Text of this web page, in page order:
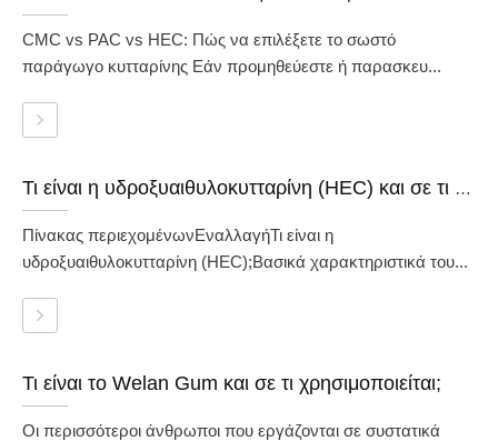
CMC vs PAC vs HEC: Πώς να επιλέξετε το σωστό
παράγωγο κυτταρίνης Εάν προμηθεύεστε ή παρασκευ...
Τι είναι η υδροξυαιθυλοκυτταρίνη (HEC) και σε τι χρησιμοποιείται;
Πίνακας περιεχομένωνΕναλλαγήΤι είναι η
υδροξυαιθυλοκυτταρίνη (HEC);Βασικά χαρακτηριστικά του...
Τι είναι το Welan Gum και σε τι χρησιμοποιείται;
Οι περισσότεροι άνθρωποι που εργάζονται σε συστατικά